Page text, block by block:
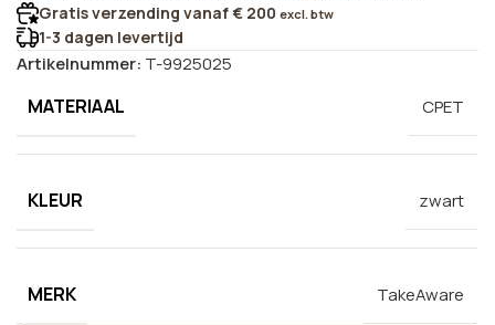
Gratis verzending vanaf € 200 excl. btw
1-3 dagen levertijd
Artikelnummer: T-9925025
MATERIAAL CPET
KLEUR zwart
MERK TakeAware